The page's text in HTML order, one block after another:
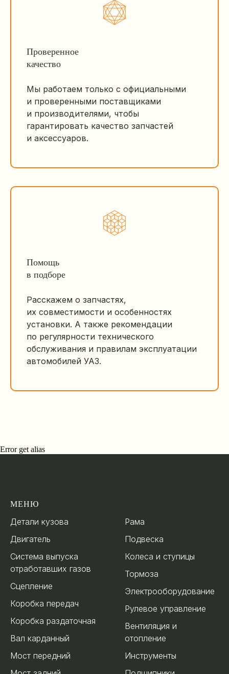
Проверенное
качество
Мы работаем только с официальными
и проверенными поставщиками
и производителями, чтобы
гарантировать качество запчастей
и аксессуаров.
Помощь
в подборе
Расскажем о запчастях,
их совместимости и особенностях
установки. А также рекомендации
по регулярности технического
обслуживания и правилам эксплуатации
автомобилей УАЗ.
Error get alias
МЕНЮ
Детали кузова
Двигатель
Система выпуска
отработавших газов
Сцепление
Коробка передач
Коробка раздаточная
Вал карданный
Мост передний
Рама
Подвеска
Колеса и ступицы
Тормоза
Электрооборудование
Рулевое управление
Вентиляция и
отопление
Инструменты